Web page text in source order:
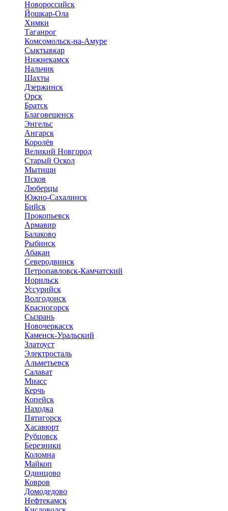
Новороссийск
Йошкар-Ола
Химки
Таганрог
Комсомольск-на-Амуре
Сыктывкар
Нижнекамск
Нальчик
Шахты
Дзержинск
Орск
Братск
Благовещенск
Энгельс
Ангарск
Королёв
Великий Новгород
Старый Оскол
Мытищи
Псков
Люберцы
Южно-Сахалинск
Бийск
Прокопьевск
Армавир
Балаково
Рыбинск
Абакан
Северодвинск
Петропавловск-Камчатский
Норильск
Уссурийск
Волгодонск
Красногорск
Сызрань
Новочеркасск
Каменск-Уральский
Златоуст
Электросталь
Альметьевск
Салават
Миасс
Керчь
Копейск
Находка
Пятигорск
Хасавюрт
Рубцовск
Березники
Коломна
Майкоп
Одинцово
Ковров
Домодедово
Нефтекамск